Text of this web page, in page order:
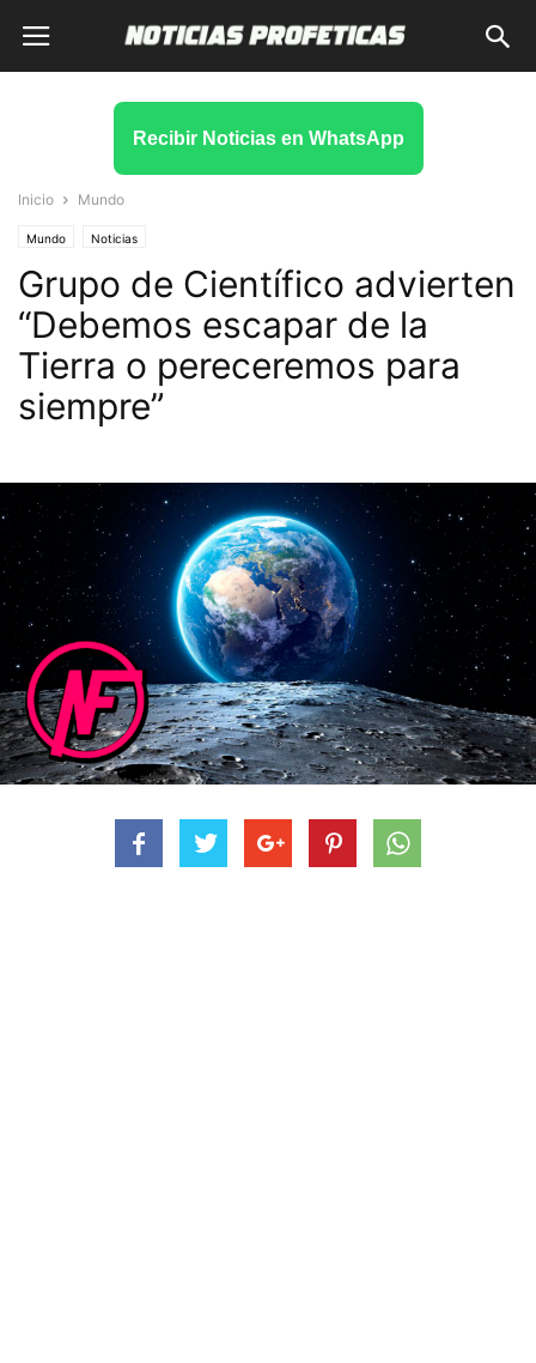
Recibir Noticias en WhatsApp
Inicio Mundo
Mundo Noticias
Grupo de Científico advierten
“Debemos escapar de la
Tierra o pereceremos para
siempre”